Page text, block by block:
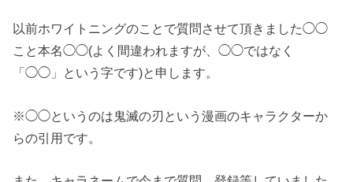
以前ホワイトニングのことで質問させて頂きました◯◯
こと本名◯◯(よく間違われますが、◯◯ではなく
「◯◯」という字です)と申します。
※◯◯というのは鬼滅の刃という漫画のキャラクターか
らの引用です。